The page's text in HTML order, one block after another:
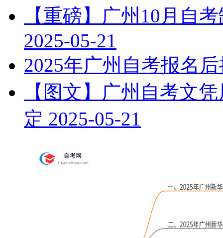
【重磅】广州10月自
2025-05-21
2025年广州自考报名
【图文】广州自考文
定 2025-05-21